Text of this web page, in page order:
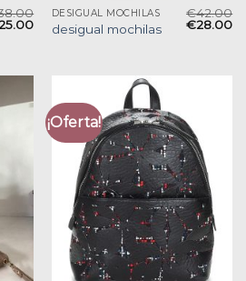
25.00
DESIGUAL MOCHILAS
desigual mochilas
€42.00
€28.00
¡Oferta!